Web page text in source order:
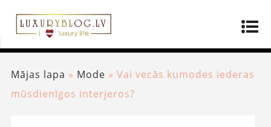
Mājas lapa » Mode » Vai vecās kumodes iederas
mūsdienīgos interjeros?